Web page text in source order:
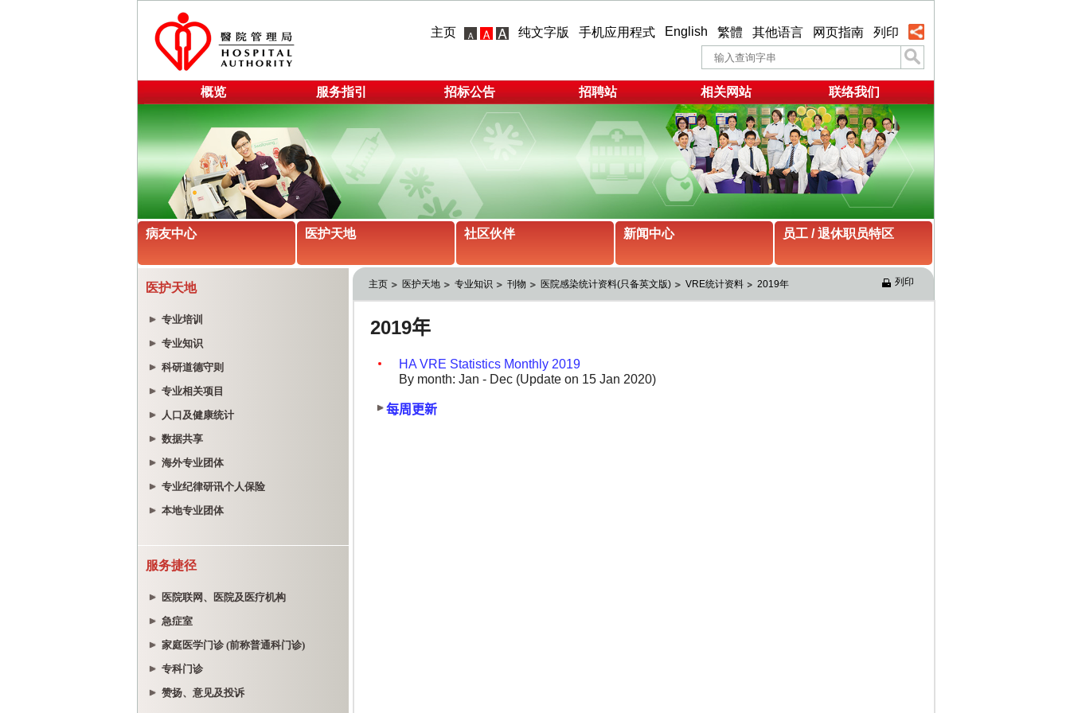
主页 纯文字版 手机应用程式 English 繁體 其他语言 网页指南 列印
概览 服务指引 招标公告 招聘站 相关网站 联络我们
病友中心 医护天地 社区伙伴 新闻中心 员工 / 退休职员特区
医护天地
专业培训
专业知识
科研道德守则
专业相关项目
人口及健康统计
数据共享
海外专业团体
专业纪律研讯个人保险
本地专业团体
服务捷径
医院联网、医院及医疗机构
急症室
家庭医学门诊 (前称普通科门诊)
专科门诊
赞扬、意见及投诉
主页 医护天地 专业知识 刊物 医院感染统计资料(只备英文版) VRE统计资料 2019年 列印